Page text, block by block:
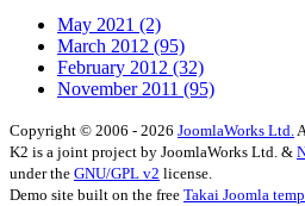
May 2021 (2)
March 2012 (95)
February 2012 (32)
November 2011 (95)
Copyright © 2006 - 2026 JoomlaWorks Ltd.
K2 is a joint project by JoomlaWorks Ltd. &
under the GNU/GPL v2 license.
Demo site built on the free Takai Joomla